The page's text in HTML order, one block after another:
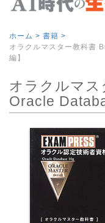
ホーム > 書籍 >
オラクルマスター教科書
編】
オラクルマス
Oracle